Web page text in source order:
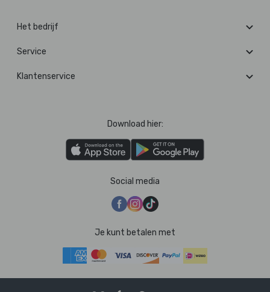
Het bedrijf
Service
Klantenservice
Download hier:
Social media
Je kunt betalen met